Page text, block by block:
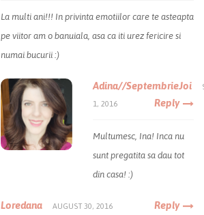
La multi ani!!! In privinta emotiilor care te asteapta
pe viitor am o banuiala, asa ca iti urez fericire si
numai bucurii :)
Adina//SeptembrieJoi
1, 2016 Reply
Multumesc, Ina! Inca nu
sunt pregatita sa dau tot
din casa! :)
Loredana AUGUST 30, 2016 Reply